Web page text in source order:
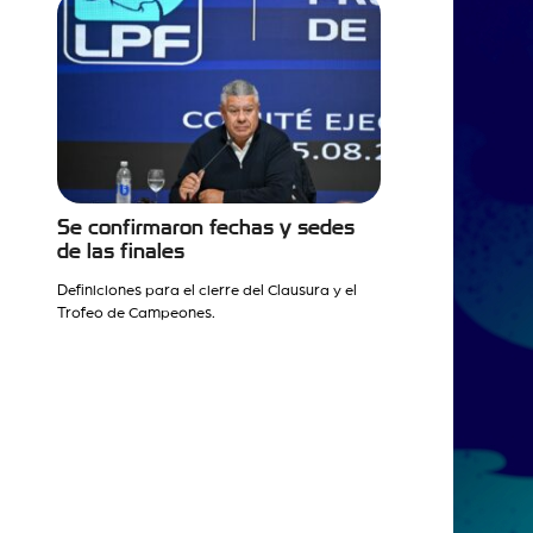
Se confirmaron fechas y sedes
de las finales
Definiciones para el cierre del Clausura y el
Trofeo de Campeones.